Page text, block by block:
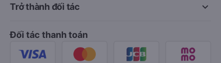
keyboard_arrow_down
Trở thành đối tác
Đối tác thanh toán